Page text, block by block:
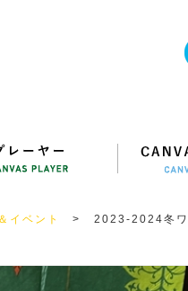
イベント > 2023-2024冬